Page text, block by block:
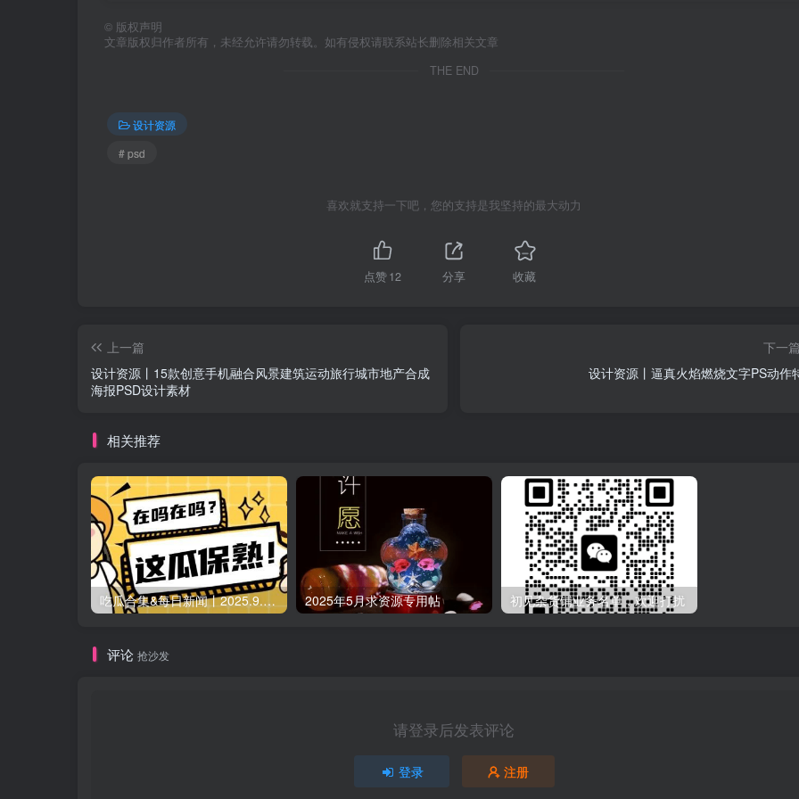
© 版权声明
文章版权归作者所有，未经允许请勿转载。如有侵权请联系站长删除相关文章
THE END
设计资源
# psd
喜欢就支持一下吧，您的支持是我坚持的最大动力
点赞12 分享 收藏
上一篇
设计资源丨15款创意手机融合风景建筑运动旅行城市地产合成
海报PSD设计素材
下一
设计资源丨逼真火焰燃烧文字PS动作
相关推荐
吃瓜合集&每日新闻丨2025.9.5 日更新（作者失业期间随缘更新） 2025年5月求资源专用帖 初见杂货铺业务名单，欢迎打扰
评论 抢沙发
请登录后发表评论
登录 注册